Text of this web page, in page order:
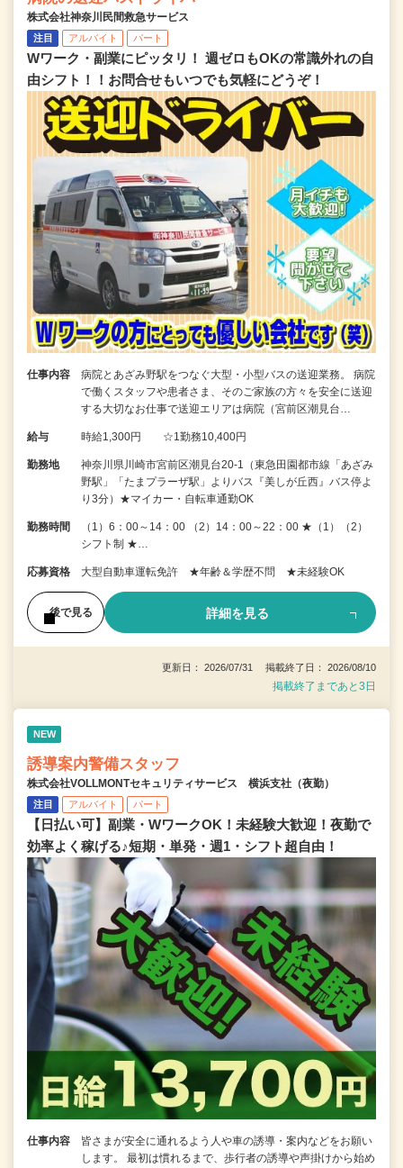
株式会社神奈川民間救急サービス
注目 アルバイト パート
Wワーク・副業にピッタリ！ 週ゼロもOKの常識外れの自
由シフト！！お問合せもいつでも気軽にどうぞ！
仕事内容
病院とあざみ野駅をつなぐ大型・小型バスの送迎業務。 病院
で働くスタッフや患者さま、そのご家族の方々を安全に送迎
する大切なお仕事で送迎エリアは病院（宮前区潮見台…
給与 時給1,300円 ☆1勤務10,400円
勤務地
神奈川県川崎市宮前区潮見台20-1（東急田園都市線「あざみ
野駅」「たまプラーザ駅」よりバス『美しが丘西』バス停よ
り3分）★マイカー・自転車通勤OK
勤務時間
（1）6：00～14：00 （2）14：00～22：00 ★（1）（2）
シフト制 ★…
応募資格 大型自動車運転免許 ★年齢＆学歴不問 ★未経験OK
後で見る 詳細を見る
更新日： 2026/07/31 掲載終了日： 2026/08/10
掲載終了まであと3日
NEW
誘導案内警備スタッフ
株式会社VOLLMONTセキュリティサービス 横浜支社（夜勤）
注目 アルバイト パート
【日払い可】副業・WワークOK！未経験大歓迎！夜勤で
効率よく稼げる♪短期・単発・週1・シフト超自由！
仕事内容
皆さまが安全に通れるよう人や車の誘導・案内などをお願い
します。 最初は慣れるまで、歩行者の誘導や声掛けから始め